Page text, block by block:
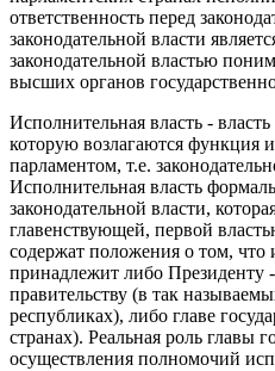
ответственность перед
законодательной власти
законодательной властью
высших органов
Исполнительная власть -
которую возлагаются функция
парламентом, т.е.
Исполнительная власть
законодательной власти,
главенствующей, первой
содержат положения о том, что
принадлежит либо Президенту -
правительству (в так
республиках), либо главе
странах). Реальная роль главы
осуществления полномочий